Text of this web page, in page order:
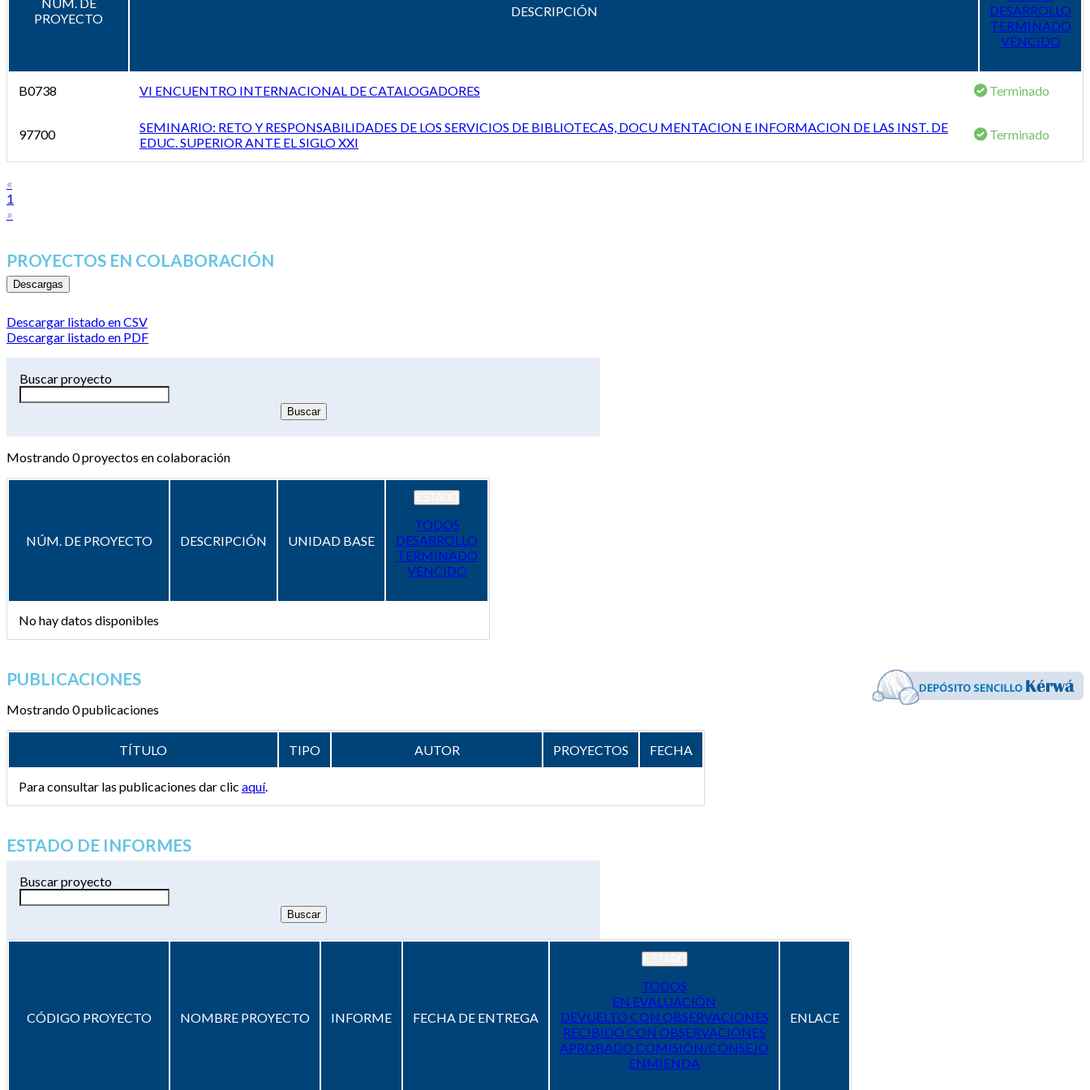
PROYECTO
DESCRIPCIÓN
DESARROLLO
TERMINADO
VENCIDO
B0738 VI ENCUENTRO INTERNACIONAL DE CATALOGADORES Terminado
97700
SEMINARIO: RETO Y RESPONSABILIDADES DE LOS SERVICIOS DE BIBLIOTECAS, DOCU MENTACION E INFORMACION DE LAS INST. DE
EDUC. SUPERIOR ANTE EL SIGLO XXI
Terminado
«
1
»
PROYECTOS EN COLABORACIÓN
Descargas
Descargar listado en CSV
Descargar listado en PDF
Buscar proyecto
Mostrando0proyectos en colaboración
NÚM. DE PROYECTO DESCRIPCIÓN UNIDAD BASE
TODOS
DESARROLLO
TERMINADO
VENCIDO
No hay datos disponibles
PUBLICACIONES
Mostrando 0 publicaciones
TÍTULO TIPO AUTOR PROYECTOS FECHA
Para consultar las publicaciones dar clic aquí.
ESTADO DE INFORMES
Buscar proyecto
CÓDIGO PROYECTO NOMBRE PROYECTO INFORME FECHA DE ENTREGA
TODOS
EN EVALUACIÓN
DEVUELTO CON OBSERVACIONES
RECIBIDO CON OBSERVACIONES
APROBADO COMISIÓN/CONSEJO
ENMIENDA
ENLACE